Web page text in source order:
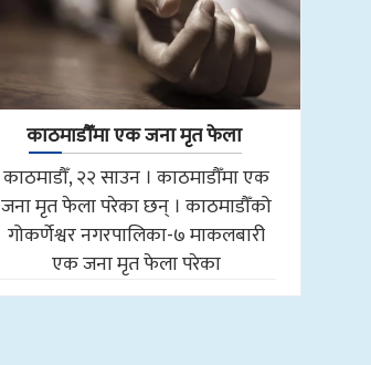
काठमाडौँमा एक जना मृत फेला
काठमाडौँ, २२ साउन । काठमाडौँमा एक
जना मृत फेला परेका छन् । काठमाडौँको
गोकर्णेश्वर नगरपालिका-७ माकलबारी
एक जना मृत फेला परेका